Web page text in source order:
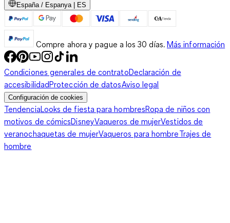
España / Espanya | ES
Compre ahora y pague a los 30 días. Más información
Condiciones generales de contratoDeclaración de
accesibilidadProtección de datosAviso legal
Configuración de cookies
TendenciaLooks de fiesta para hombresRopa de niños con
motivos de cómicsDisneyVaqueros de mujerVestidos de
veranochaquetas de mujerVaqueros para hombreTrajes de
hombre